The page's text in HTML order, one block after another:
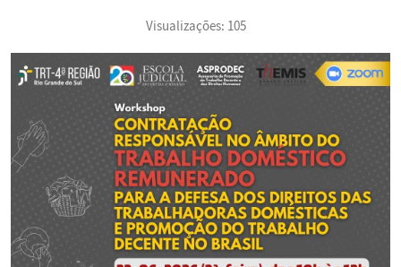
Visualizações: 105